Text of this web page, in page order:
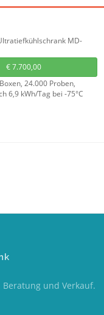
MD-
€7.700,00
24.000 Proben,
6,9 kWh/Tag bei -75°C
und Verkauf.